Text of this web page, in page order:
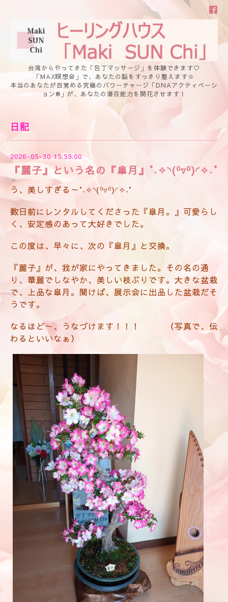
台湾からやってきた「包丁マッサージ」を体験できます♡
「MAX瞑想会」で、あなたの脳をすっきり整えます☆
本当のあなたが目覚める究極のパワーチャージ「DNAアクティベーシ
ョン®」が、あなたの潜在能力を開花させます！
日記
2026-05-30 15:59:00
『麗子』という名の『皐月』°˖✧◝(⁰▿⁰)◜✧˖°
う、美しすぎる～°˖✧◝(⁰▿⁰)◜✧˖°
数日前にレンタルしてくださった『皐月。』可愛らし
く、安定感のあって大好きでした。
この度は、早々に、次の『皐月』と交換。
『麗子』が、我が家にやってきました。その名の通
り、華麗でしなやか、美しい枝ぶりです。大きな盆栽
で、上品な皐月。聞けば、展示会に出品した盆栽だそ
うです。
なるほど～、うなづけます！！！ （写真で、伝
わるといいなぁ）